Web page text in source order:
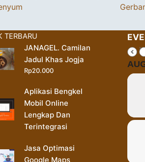
TERBARU
JANAGEL. Camilan
Jadul Khas Jogja
Rp20.000
Aplikasi Bengkel
Mobil Online
Lengkap Dan
Terintegrasi
Jasa Optimasi
Google Maps